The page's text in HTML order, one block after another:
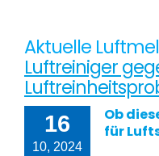
Aktuelle
Luftreiniger
16
10, 2024
Ob
für